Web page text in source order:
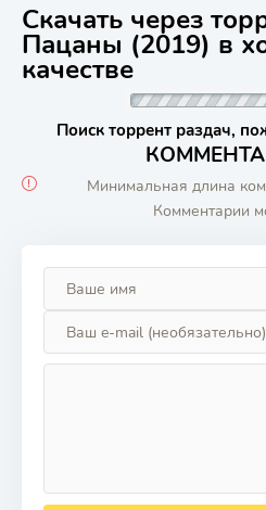
Скачать через
Пацаны (2019) в
качестве
Поиск торрент раздач,
Минимальная длина
Комментарии